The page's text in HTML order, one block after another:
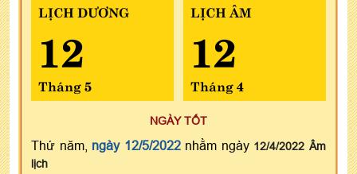
LỊCH DƯƠNG
12
Tháng 5
LỊCH ÂM
12
Tháng 4
NGÀY TỐT
Thứ năm, ngày 12/5/2022nhằm ngày 12/4/2022 Âm
lịch